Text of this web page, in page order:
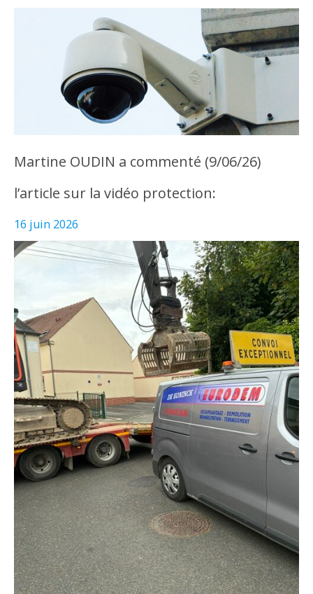
Martine OUDIN a commenté (9/06/26)
l’article sur la vidéo protection:
16 juin 2026